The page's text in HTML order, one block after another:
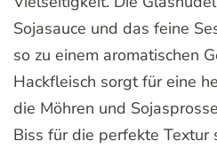
Sojasauce und das feine
so zu einem aromatischen
Hackfleisch sorgt für eine
die Möhren und
Biss für die perfekte Textur